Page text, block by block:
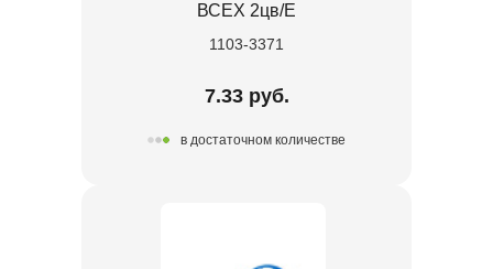
ВСЕХ 2цв/E
1103-3371
7.33 руб.
в достаточном количестве